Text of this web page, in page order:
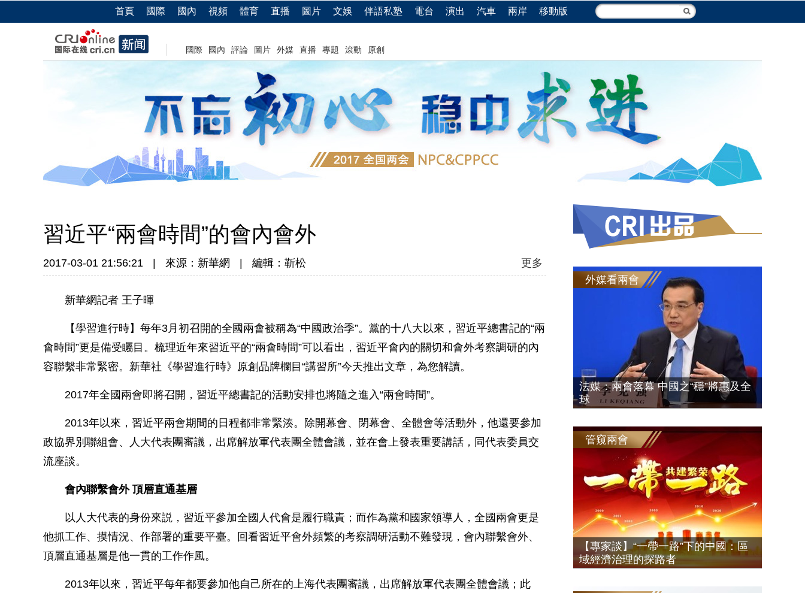
首頁 國際 國內 視頻 體育 直播 圖片 文娛 伴語私塾 電台 演出 汽車 兩岸 移動版
國際 國內 評論 圖片 外媒 直播 專題 滾動 原創
習近平“兩會時間”的會內會外
2017-03-01 21:56:21 來源：新華網 編輯：靳松 更多
新華網記者 王子暉
【學習進行時】每年3月初召開的全國兩會被稱為“中國政治季”。黨的十八大以來，習近平總書記的“兩
會時間”更是備受矚目。梳理近年來習近平的“兩會時間”可以看出，習近平會內的關切和會外考察調研的內
容聯繫非常緊密。新華社《學習進行時》原創品牌欄目“講習所”今天推出文章，為您解讀。
2017年全國兩會即將召開，習近平總書記的活動安排也將隨之進入“兩會時間”。
2013年以來，習近平兩會期間的日程都非常緊湊。除開幕會、閉幕會、全體會等活動外，他還要參加
政協界別聯組會、人大代表團審議，出席解放軍代表團全體會議，並在會上發表重要講話，同代表委員交
流座談。
會內聯繫會外 頂層直通基層
以人大代表的身份來説，習近平參加全國人代會是履行職責；而作為黨和國家領導人，全國兩會更是
他抓工作、摸情況、作部署的重要平臺。回看習近平會外頻繁的考察調研活動不難發現，會內聯繫會外、
頂層直通基層是他一貫的工作作風。
2013年以來，習近平每年都要參加他自己所在的上海代表團審議，出席解放軍代表團全體會議；此
外媒看兩會
法媒：兩會落幕 中國之“穩”將惠及全
球
管窺兩會
【專家談】“一帶一路”下的中國：區
域經濟治理的探路者